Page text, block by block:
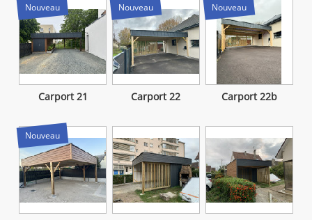
Nouveau
Carport 21
Nouveau
Carport 22
Nouveau
Carport 22b
Nouveau